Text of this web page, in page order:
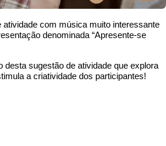
atividade com música muito interessante
denominada “Apresente-se
desta sugestão de atividade que explora
a criatividade dos participantes!